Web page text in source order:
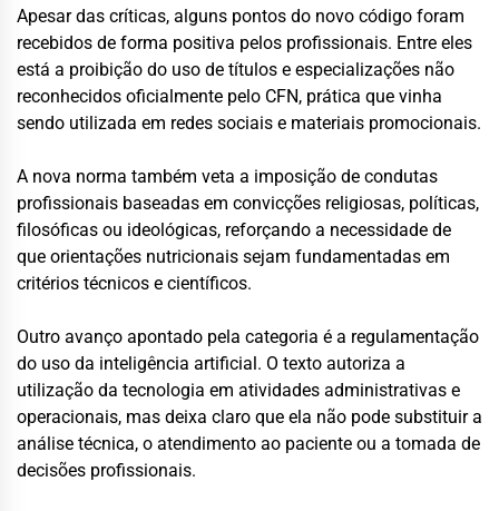
Apesar das críticas, alguns pontos do novo código foram
recebidos de forma positiva pelos profissionais. Entre eles
está a proibição do uso de títulos e especializações não
reconhecidos oficialmente pelo CFN, prática que vinha
sendo utilizada em redes sociais e materiais promocionais.
A nova norma também veta a imposição de condutas
profissionais baseadas em convicções religiosas, políticas,
filosóficas ou ideológicas, reforçando a necessidade de
que orientações nutricionais sejam fundamentadas em
critérios técnicos e científicos.
Outro avanço apontado pela categoria é a regulamentação
do uso da inteligência artificial. O texto autoriza a
utilização da tecnologia em atividades administrativas e
operacionais, mas deixa claro que ela não pode substituir a
análise técnica, o atendimento ao paciente ou a tomada de
decisões profissionais.